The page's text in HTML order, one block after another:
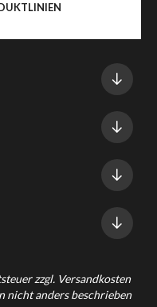
zzgl. Versandkosten
nicht anders beschrieben